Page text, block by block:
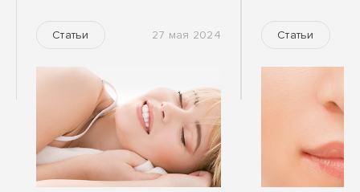
Статьи 27 мая 2024 Статьи